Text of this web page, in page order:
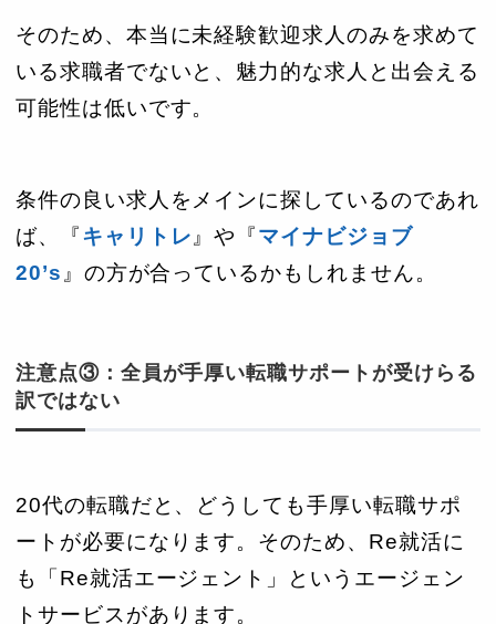
そのため、本当に未経験歓迎求人のみを求めて
いる求職者でないと、魅力的な求人と出会える
可能性は低いです。
条件の良い求人をメインに探しているのであれ
ば、『キャリトレ 』や『マイナビジョブ
20’s 』の方が合っているかもしれません。
注意点③：全員が手厚い転職サポートが受けらる
訳ではない
20代の転職だと、どうしても手厚い転職サポ
ートが必要になります。そのため、Re就活に
も「Re就活エージェント」というエージェン
トサービスがあります。